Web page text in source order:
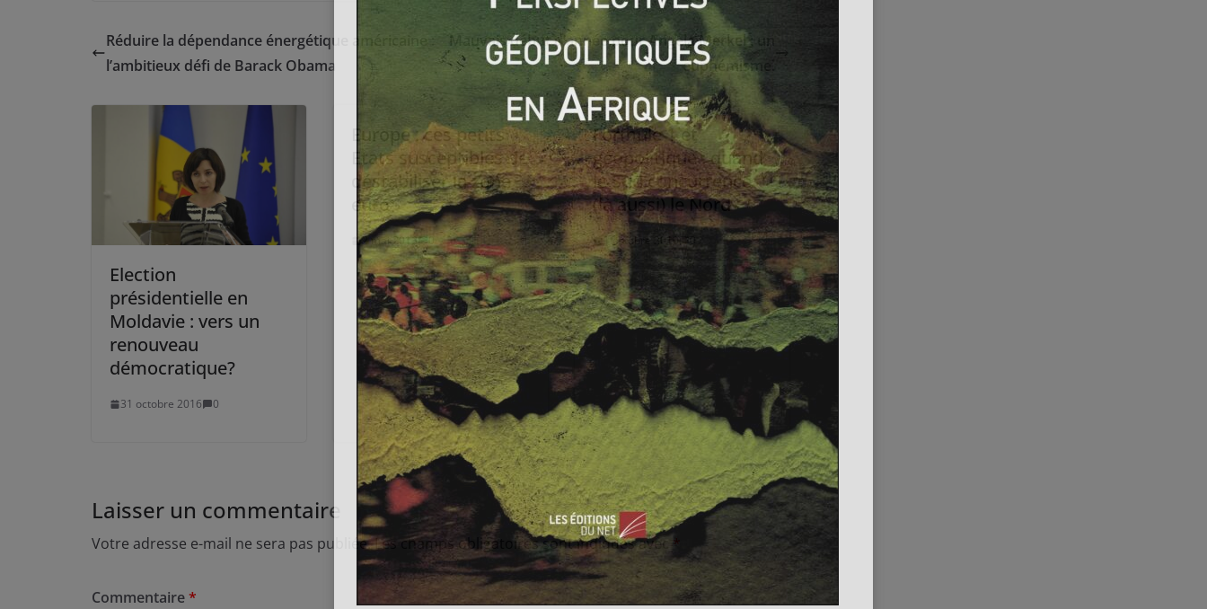
Réduire la dépendance énergétique américaine :
l’ambitieux défi de Barack Obama
Mauvais début d’année pour Angela Merkel : un
euphémisme.
Election
présidentielle en
Moldavie : vers un
renouveau
démocratique?
31 octobre 2016 0
Europe : ces petits
Etats susceptibles de
déstabiliser la zone
euro
2 mai 2013 0
Formule 1 et
géopolitique : quand
le Sud concurrence
(là aussi) le Nord
1 octobre 2010 0
Laisser un commentaire
Votre adresse e-mail ne sera pas publiée.Les champs obligatoires sont indiqués avec *
Commentaire*